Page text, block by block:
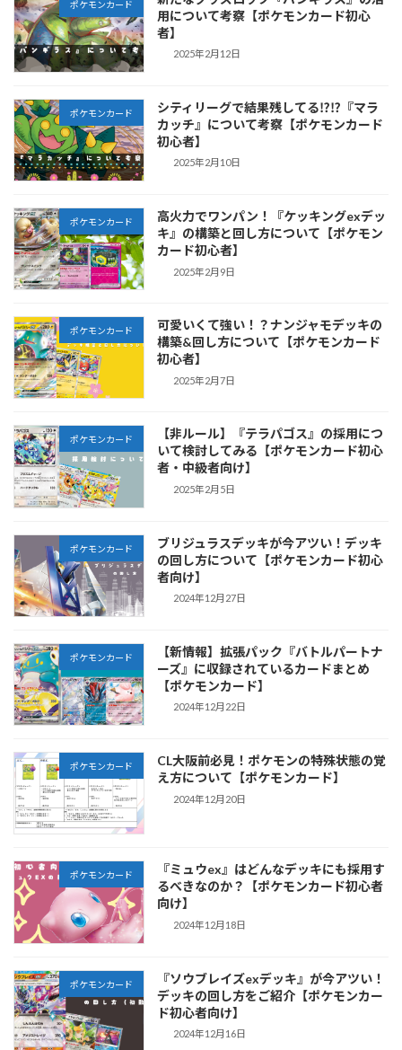
ポケモンカード
用について考察【ポケモンカード初心
者】
2025年2月12日
ポケモンカード
シティリーグで結果残してる⁉︎⁉︎『マラ
カッチ』について考察【ポケモンカード
初心者】
2025年2月10日
ポケモンカード
高火力でワンパン！『ケッキングexデッ
キ』の構築と回し方について【ポケモン
カード初心者】
2025年2月9日
ポケモンカード
可愛いくて強い！？ナンジャモデッキの
構築&回し方について【ポケモンカード
初心者】
2025年2月7日
ポケモンカード
【非ルール】『テラパゴス』の採用につ
いて検討してみる【ポケモンカード初心
者・中級者向け】
2025年2月5日
ポケモンカード
ブリジュラスデッキが今アツい！デッキ
の回し方について【ポケモンカード初心
者向け】
2024年12月27日
ポケモンカード
【新情報】拡張パック『バトルパートナ
ーズ』に収録されているカードまとめ
【ポケモンカード】
2024年12月22日
ポケモンカード
CL大阪前必見！ポケモンの特殊状態の覚
え方について【ポケモンカード】
2024年12月20日
ポケモンカード
『ミュウex』はどんなデッキにも採用す
るべきなのか？【ポケモンカード初心者
向け】
2024年12月18日
ポケモンカード
『ソウブレイズexデッキ』が今アツい！
デッキの回し方をご紹介【ポケモンカー
ド初心者向け】
2024年12月16日